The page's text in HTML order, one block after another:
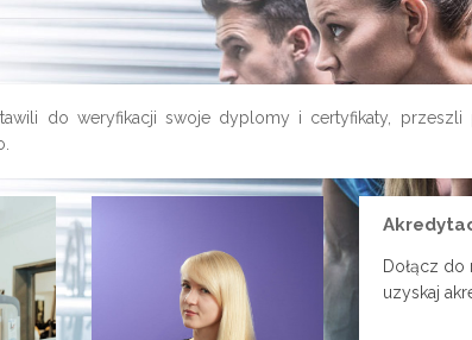
do weryfikacji swoje dyplomy i certyfikaty, przeszli
Dołącz do
uzyskaj